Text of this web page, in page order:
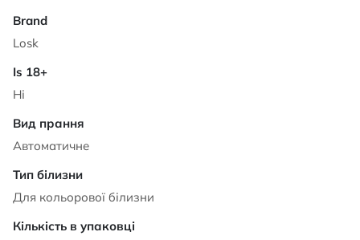
Losk
Ні
Автоматичне
Для кольорової білизни